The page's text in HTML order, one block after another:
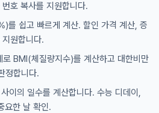
호 복사를 지원합니다.
를 쉽고 빠르게 계산. 할인 가격 계산, 증
원합니다.
BMI(체질량지수)를 계산하고 대한비만
정합니다.
이의 일수를 계산합니다. 수능 디데이,
요한 날 확인.